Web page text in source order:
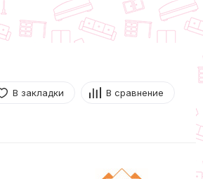
В закладки В сравнение